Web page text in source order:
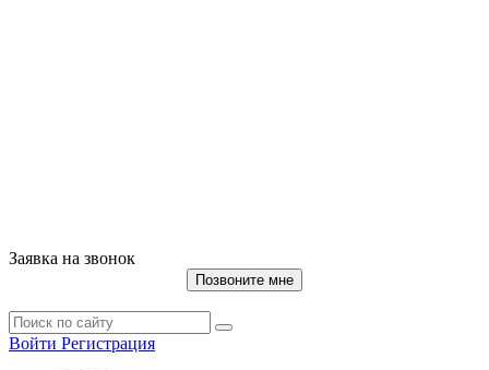
Заявка на звонок
Позвоните мне
Войти Регистрация